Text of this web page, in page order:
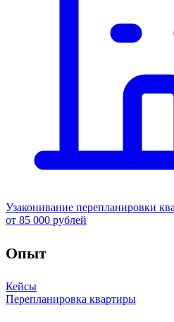
Узаконивание перепланировки
от 85 000 рублей
Опыт
Кейсы
Перепланировка квартиры